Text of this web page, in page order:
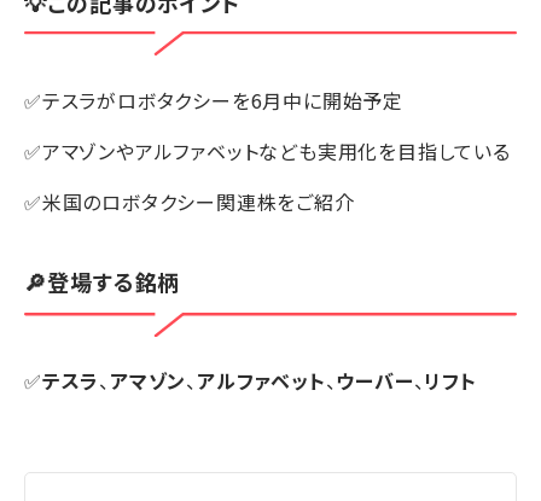
✅テスラがロボタクシーを6月中に開始予定
✅アマゾンやアルファベットなども実用化を目指している
✅米国のロボタクシー関連株をご紹介
🔎登場する銘柄
✅テスラ、アマゾン、アルファベット、ウーバー、リフト